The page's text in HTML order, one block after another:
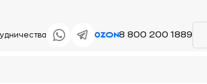
8 800 200 1889